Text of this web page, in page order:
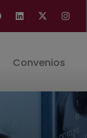
Convenios